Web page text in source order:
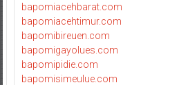
bapomiacehbarat.com
bapomiacehtimur.com
bapomibireuen.com
bapomigayolues.com
bapomipidie.com
bapomisimeulue.com